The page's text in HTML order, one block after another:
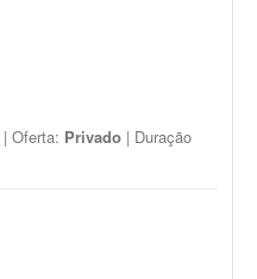
| Oferta: Privado | Duração